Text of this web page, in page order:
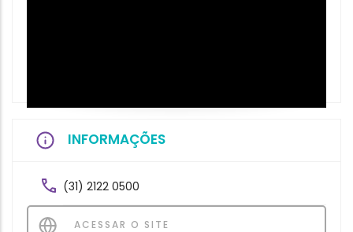
INFORMAÇÕES
(31) 2122 0500
ACESSAR O SITE